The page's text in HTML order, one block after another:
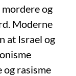
og
Moderne
at Israel og
og rasisme